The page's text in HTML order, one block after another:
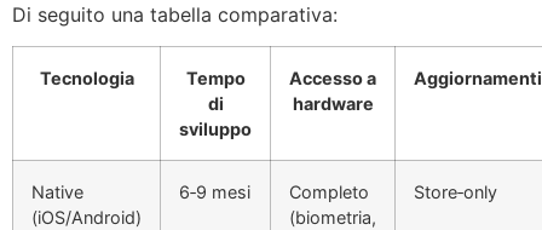
Di seguito una tabella comparativa:
Tecnologia
Tempo
di
sviluppo
Accesso a
hardware
Aggiornamenti
Native
(iOS/Android)
6‑9 mesi
Completo
(biometria,
Store‑only